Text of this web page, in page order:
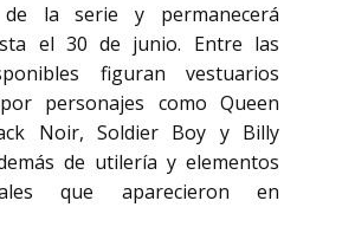
de la serie y permanecerá
el 30 de junio. Entre las
figuran vestuarios
personajes como Queen
Noir,Soldier Boy y Billy
de utilería y elementos
que aparecieron en